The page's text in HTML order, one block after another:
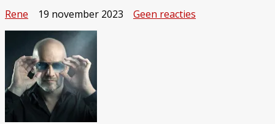
Rene 19 november 2023 Geen reacties